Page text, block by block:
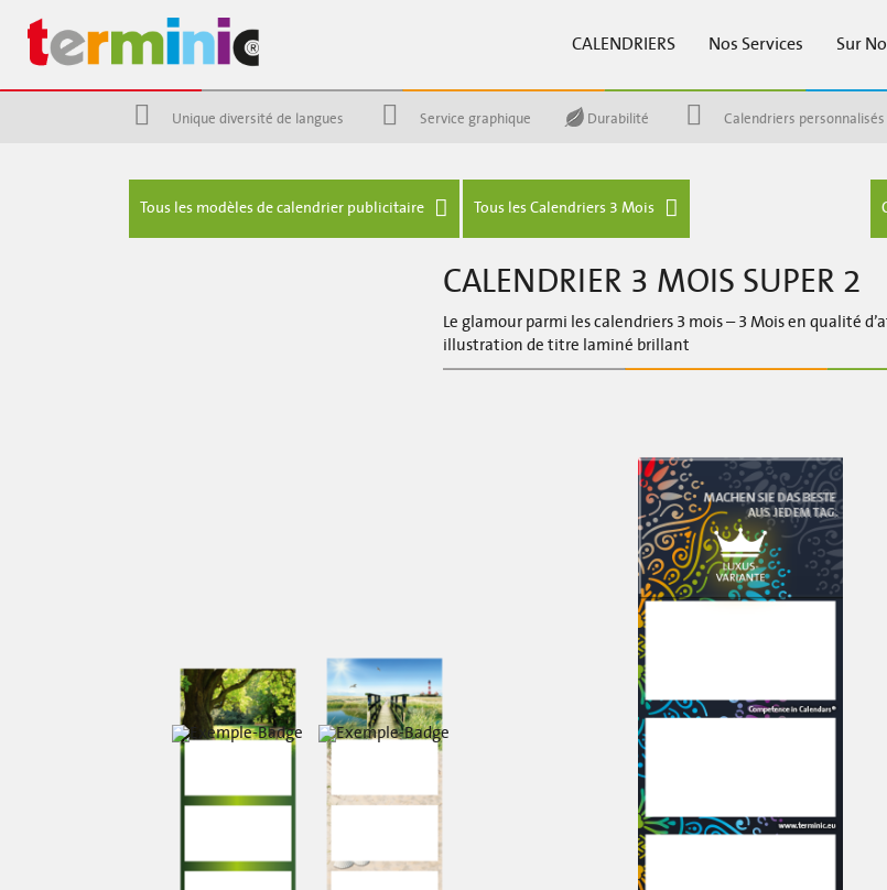
CALENDRIERS Nos Services Sur
Unique diversité de langues Service graphique Durabilité Calendriers personnalisés
Tous les modèles de calendrier publicitaire Tous les Calendriers 3 Mois
CALENDRIER 3 MOIS SUPER 2
Le glamour parmi les calendriers 3 mois – 3 Mois en qualité
illustration de titre laminé brillant